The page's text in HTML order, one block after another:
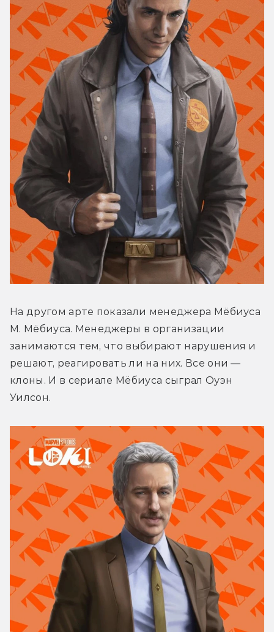
На другом арте показали менеджера Мёбиуса
М. Мёбиуса. Менеджеры в организации
занимаются тем, что выбирают нарушения и
решают, реагировать ли на них. Все они —
клоны. И в сериале Мёбиуса сыграл Оуэн
Уилсон.